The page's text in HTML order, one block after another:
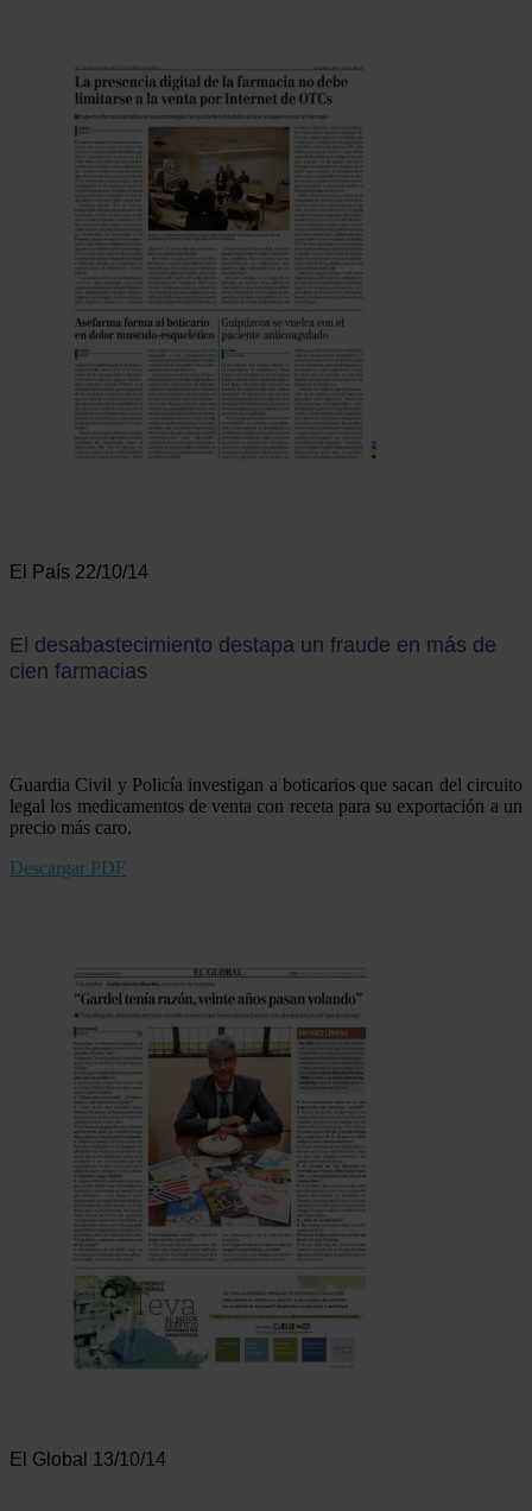
El País 22/10/14
El desabastecimiento destapa un fraude en más de
cien farmacias
Guardia Civil y Policía investigan a boticarios que sacan del circuito
legal los medicamentos de venta con receta para su exportación a un
precio más caro.
Descargar PDF
El Global 13/10/14